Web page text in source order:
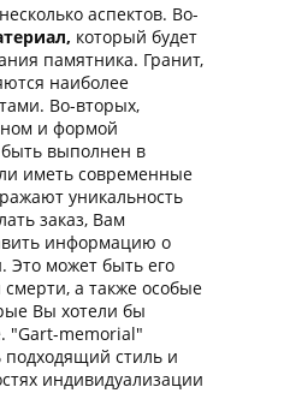
аспектов. Во-
который будет
памятника. Гранит,
наиболее
Во-вторых,
и формой
выполнен в
иметь современные
уникальность
заказ, Вам
информацию о
Это может быть его
а также особые
Вы хотели бы
"Gart-memorial"
стиль и
индивидуализации